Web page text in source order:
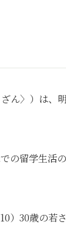
ん〉）は、
の留学生活
）30歳の若